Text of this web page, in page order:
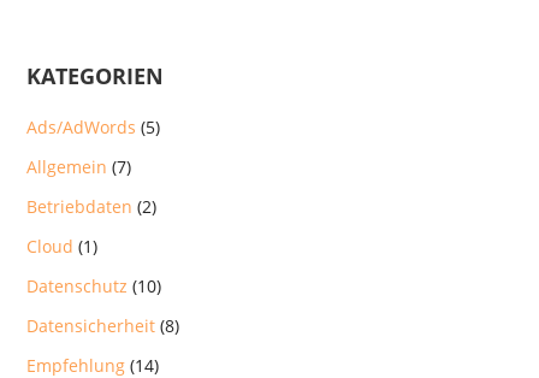
KATEGORIEN
Ads/AdWords (5)
Allgemein (7)
Betriebdaten (2)
Cloud (1)
Datenschutz (10)
Datensicherheit (8)
Empfehlung (14)